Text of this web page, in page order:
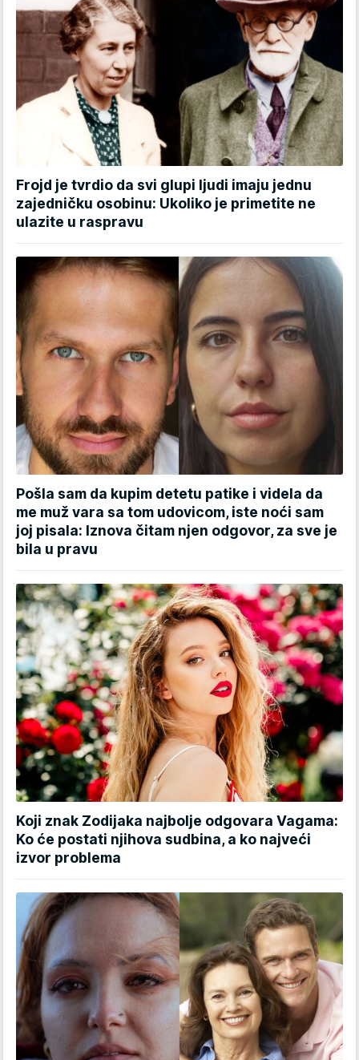
Frojd je tvrdio da svi glupi ljudi imaju jednu
zajedničku osobinu: Ukoliko je primetite ne
ulazite u raspravu
Pošla sam da kupim detetu patike i videla da
me muž vara sa tom udovicom, iste noći sam
joj pisala: Iznova čitam njen odgovor, za sve je
bila u pravu
Koji znak Zodijaka najbolje odgovara Vagama:
Ko će postati njihova sudbina, a ko najveći
izvor problema